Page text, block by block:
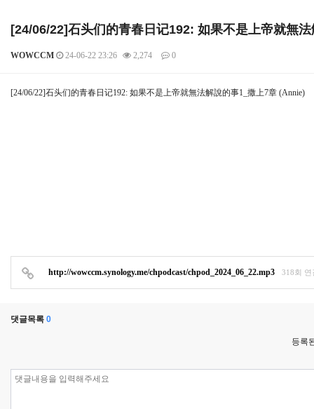
[24/06/22]石头们的青春日记192: 如果不是上帝就無
WOWCCM 24-06-22 23:26 2,274 0
본문
[24/06/22]石头们的青春日记192: 如果不是上帝就無法解說的事1_撒上7章 (Annie)
http://wowccm.synology.me/chpodcast/chpod_2024_06_22.mp3 318회 연
댓글목록 0
등록